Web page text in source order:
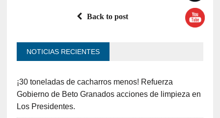
Back to post
NOTICIAS RECIENTES
¡30 toneladas de cacharros menos! Refuerza
Gobierno de Beto Granados acciones de limpieza en
Los Presidentes.